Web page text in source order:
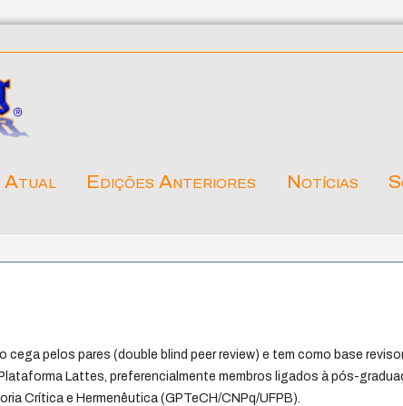
Atual Edições Anteriores Notícias
cega pelos pares (double blind peer review) e tem como base
Lattes, preferencialmente membros ligados à pós-
Crítica e Hermenêutica (GPTeCH/CNPq/UFPB).